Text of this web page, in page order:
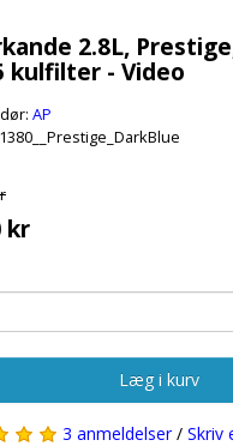
2.8L,
kulfilter - Video
AP
kr
Læg i kurv
3 anmeldelser/ Skriv